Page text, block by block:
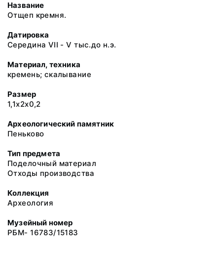
Название
Отщеп кремня.
Датировка
Середина VII - V тыс.до н.э.
Материал, техника
кремень; скалывание
Размер
1,1х2х0,2
Археологический памятник
Пеньково
Тип предмета
Поделочный материал
Отходы производства
Коллекция
Археология
Музейный номер
РБМ- 16783/15183